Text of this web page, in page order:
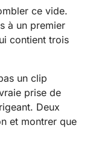
ce vide.
à un premier
contient trois
un clip
prise de
Deux
et montrer que